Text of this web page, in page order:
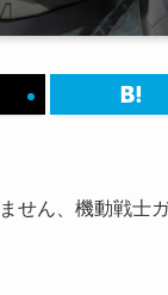
せん、機動戦士